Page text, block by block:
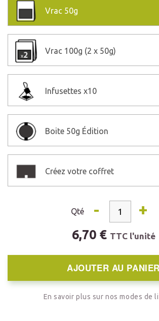
Vrac 50g
Vrac 100g (2 x 50g)
Infusettes x10
Boite 50g Édition
Créez votre coffret
Qté - +
6,70 € TTC l'unité
AJOUTER AU PANIER
En savoir plus sur nos modes de